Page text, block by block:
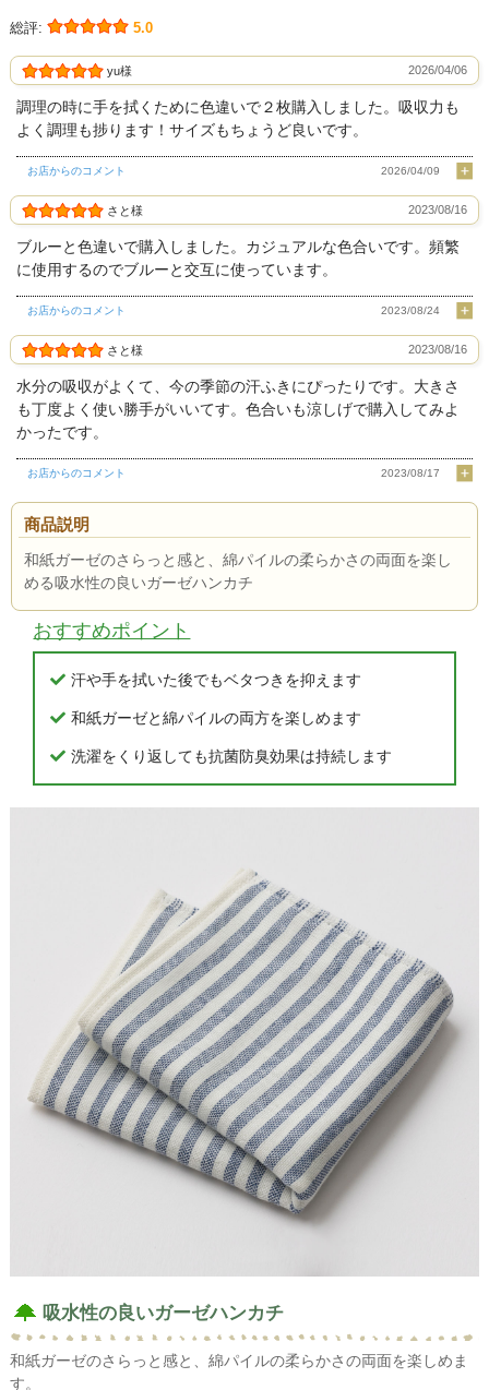
総評: 5.0
yu様 2026/04/06
調理の時に手を拭くために色違いで２枚購入しました。吸収力も
よく調理も捗ります！サイズもちょうど良いです。
お店からのコメント 2026/04/09
さと様 2023/08/16
ブルーと色違いで購入しました。カジュアルな色合いです。頻繁
に使用するのでブルーと交互に使っています。
お店からのコメント 2023/08/24
さと様 2023/08/16
水分の吸収がよくて、今の季節の汗ふきにぴったりです。大きさ
も丁度よく使い勝手がいいてす。色合いも涼しげで購入してみよ
かったです。
お店からのコメント 2023/08/17
商品説明
和紙ガーゼのさらっと感と、綿パイルの柔らかさの両面を楽し
める吸水性の良いガーゼハンカチ
おすすめポイント
汗や手を拭いた後でもベタつきを抑えます
和紙ガーゼと綿パイルの両方を楽しめます
洗濯をくり返しても抗菌防臭効果は持続します
吸水性の良いガーゼハンカチ
和紙ガーゼのさらっと感と、綿パイルの柔らかさの両面を楽しめま
す。